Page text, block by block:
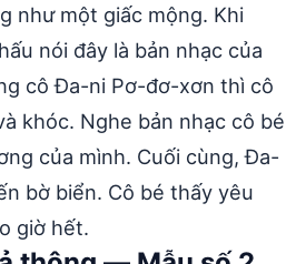
như một giấc mộng. Khi
nói đây là bản nhạc của
cô Đa-ni Pơ-đơ-xơn thì cô
khóc. Nghe bản nhạc cô bé
của mình. Cuối cùng, Đa-
bờ biển. Cô bé thấy yêu
giờ hết.